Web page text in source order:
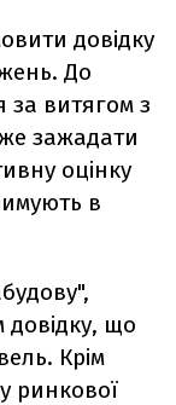
довідку
До
за витягом з
зажадати
оцінку
в
довідку, що
Крім
ринкової